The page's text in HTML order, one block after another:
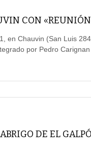
CON
en Chauvin (San Luis
por Pedro
DE EL